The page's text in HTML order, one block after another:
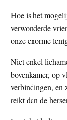
Hoe is het
verwonderde
onze enorme
Niet enkel
bovenkamer, op
verbindingen, en
reikt dan de